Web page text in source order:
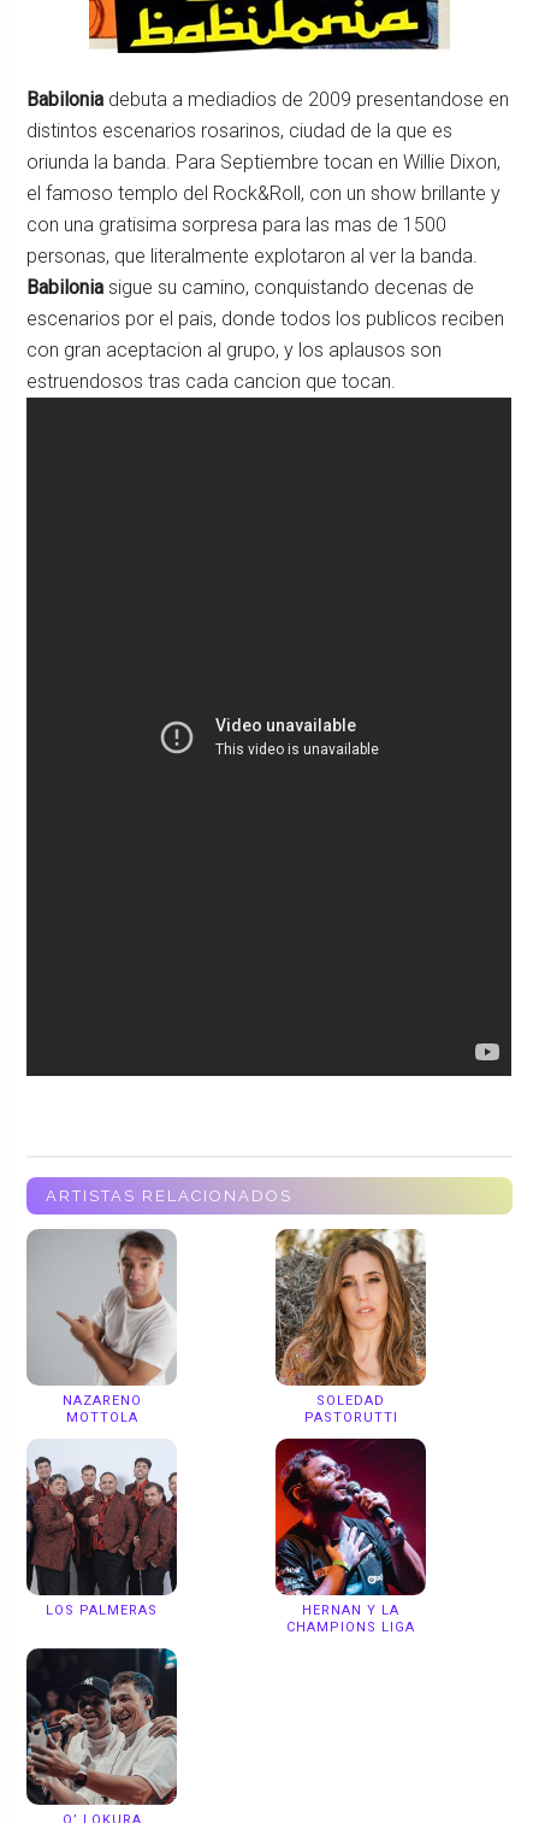
Babilonia debuta a mediadios de 2009 presentandose en
distintos escenarios rosarinos, ciudad de la que es
oriunda la banda. Para Septiembre tocan en Willie Dixon,
el famoso templo del Rock&Roll, con un show brillante y
con una gratisima sorpresa para las mas de 1500
personas, que literalmente explotaron al ver la banda.
Babilonia sigue su camino, conquistando decenas de
escenarios por el pais, donde todos los publicos reciben
con gran aceptacion al grupo, y los aplausos son
estruendosos tras cada cancion que tocan.
ARTISTAS RELACIONADOS
NAZARENO
MOTTOLA
SOLEDAD
PASTORUTTI
LOS PALMERAS
HERNAN Y LA
CHAMPIONS LIGA